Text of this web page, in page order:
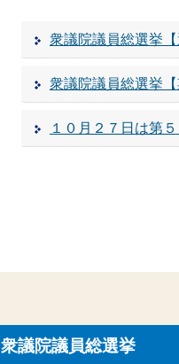
衆議院議員総選挙【
衆議院議員総選挙【
１０月２７日は第
衆議院議員総選挙